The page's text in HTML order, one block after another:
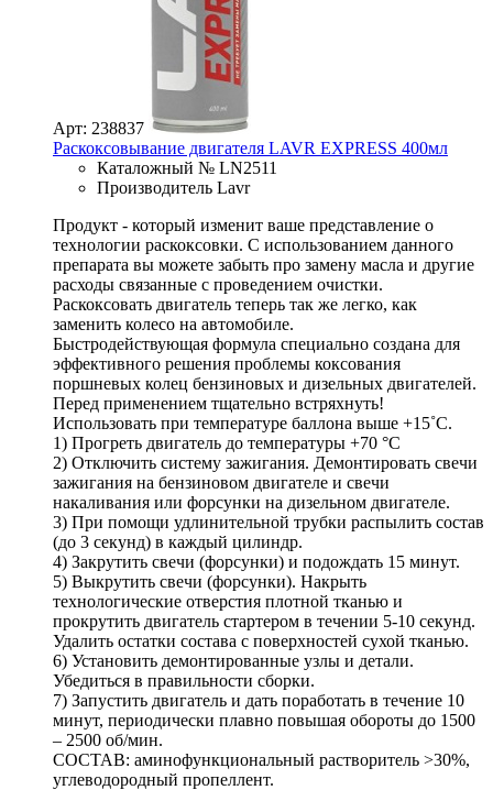
Арт: 238837
Раскоксовывание двигателя LAVR EXPRESS 400мл
Каталожный № LN2511
Производитель Lavr
Продукт - который изменит ваше представление о
технологии раскоксовки. С использованием данного
препарата вы можете забыть про замену масла и другие
расходы связанные с проведением очистки.
Раскоксовать двигатель теперь так же легко, как
заменить колесо на автомобиле.
Быстродействующая формула специально создана для
эффективного решения проблемы коксования
поршневых колец бензиновых и дизельных двигателей.
Перед применением тщательно встряхнуть!
Использовать при температуре баллона выше +15˚C.
1) Прогреть двигатель до температуры +70 °C
2) Отключить систему зажигания. Демонтировать свечи
зажигания на бензиновом двигателе и свечи
накаливания или форсунки на дизельном двигателе.
3) При помощи удлинительной трубки распылить состав
(до 3 секунд) в каждый цилиндр.
4) Закрутить свечи (форсунки) и подождать 15 минут.
5) Выкрутить свечи (форсунки). Накрыть
технологические отверстия плотной тканью и
прокрутить двигатель стартером в течении 5-10 секунд.
Удалить остатки состава с поверхностей сухой тканью.
6) Установить демонтированные узлы и детали.
Убедиться в правильности сборки.
7) Запустить двигатель и дать поработать в течение 10
минут, периодически плавно повышая обороты до 1500
– 2500 об/мин.
СОСТАВ: аминофункциональный растворитель >30%,
углеводородный пропеллент.